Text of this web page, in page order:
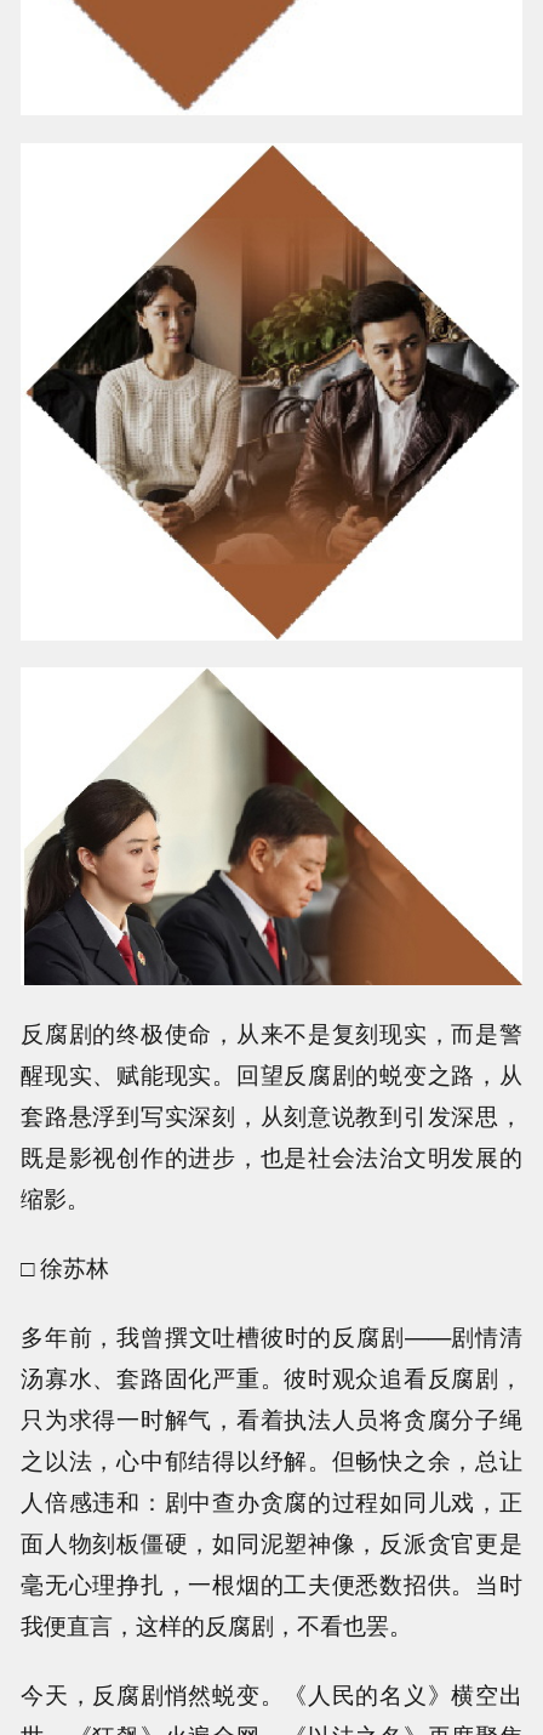
反腐剧的终极使命，从来不是复刻现实，而是警
醒现实、赋能现实。回望反腐剧的蜕变之路，从
套路悬浮到写实深刻，从刻意说教到引发深思，
既是影视创作的进步，也是社会法治文明发展的
缩影。
□ 徐苏林
多年前，我曾撰文吐槽彼时的反腐剧——剧情清
汤寡水、套路固化严重。彼时观众追看反腐剧，
只为求得一时解气，看着执法人员将贪腐分子绳
之以法，心中郁结得以纾解。但畅快之余，总让
人倍感违和：剧中查办贪腐的过程如同儿戏，正
面人物刻板僵硬，如同泥塑神像，反派贪官更是
毫无心理挣扎，一根烟的工夫便悉数招供。当时
我便直言，这样的反腐剧，不看也罢。
今天，反腐剧悄然蜕变。《人民的名义》横空出